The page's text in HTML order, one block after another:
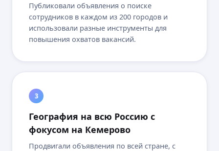
Публиковали объявления о поиске
сотрудников в каждом из 200 городов и
использовали разные инструменты для
повышения охватов вакансий.
3
География на всю Россию с
фокусом на Кемерово
Продвигали объявления по всей стране, с